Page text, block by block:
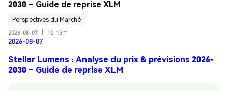
2030 – Guide de reprise XLM
Perspectives du Marché
2026-08-07
10-15m
2026-08-07
Stellar Lumens : Analyse du prix & prévisions 2026-
2030 – Guide de reprise XLM